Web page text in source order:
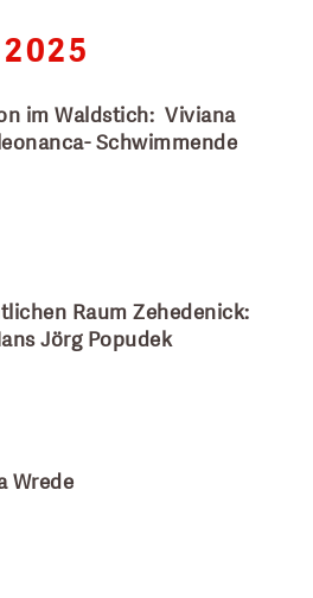
2025
im Waldstich:  Viviana
Schwimmende
Raum Zehedenick:
Jörg Popudek
Wrede